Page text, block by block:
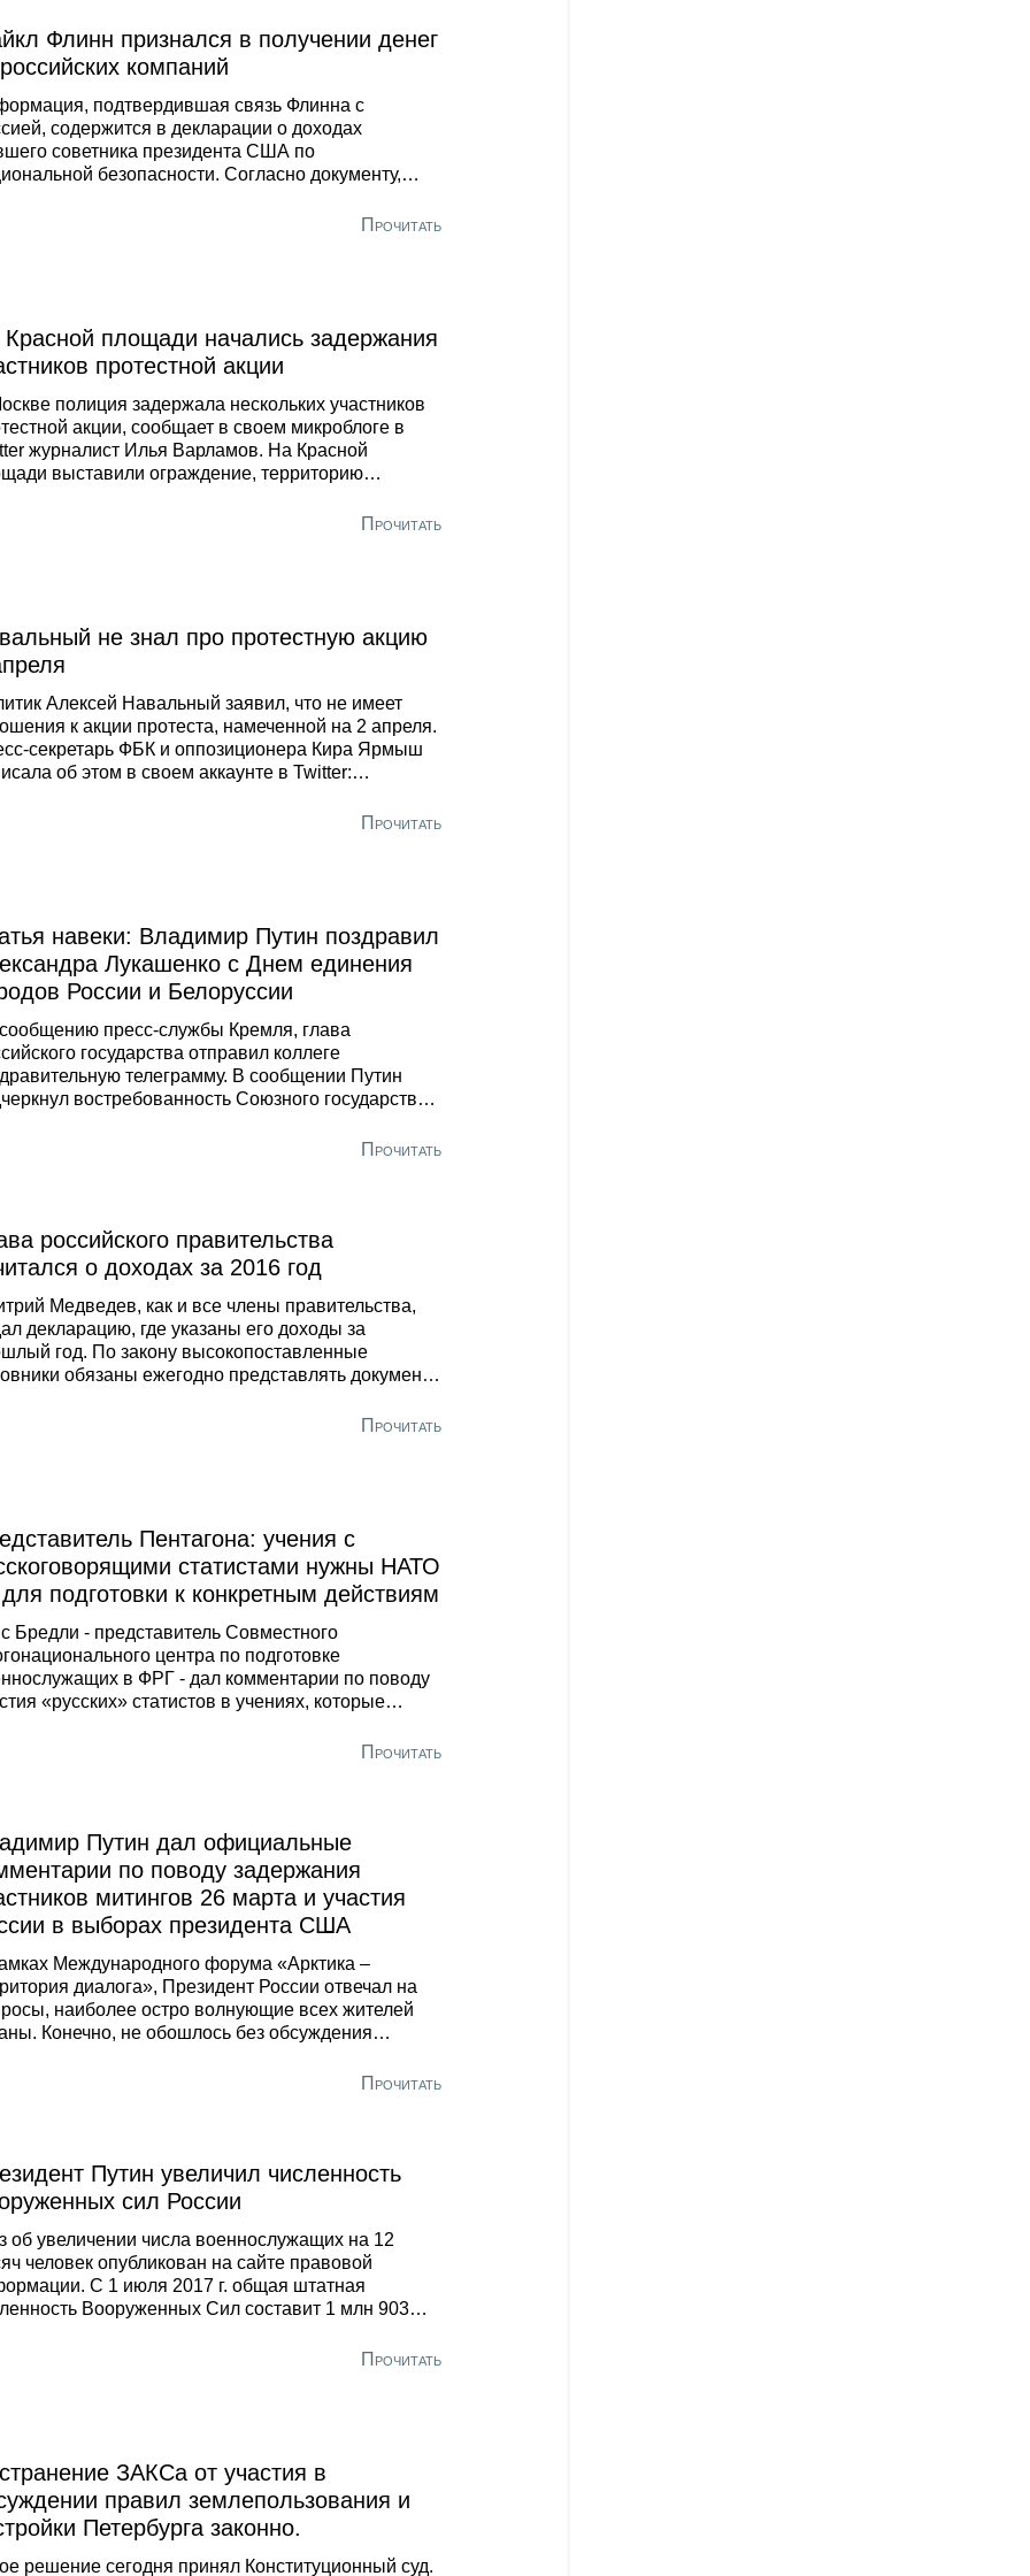
Флинн признался в получении денег
компаний
подтвердившая связь Флинна с
содержится в декларации о доходах
советника президента США по
безопасности. Согласно документу,
в конференциях, значатся телеканал RT,
с 2014 года благодаря взаимодействию с
группами, составила 1,3 млн
Прочитать
площади начались задержания
протестной акции
полиция задержала нескольких участников
акции, сообщает в своем микроблоге в
журналист Илья Варламов. На Красной
выставили ограждение, территорию
ОМОНа, отмечает Варламов. МанежнуюПрочитать
не знал про протестную акцию
Алексей Навальный заявил, что не имеет
к акции протеста, намеченной на 2 апреля.
секретарь ФБК и оппозиционера Кира Ярмыш
об этом в своем аккаунте в Twitter:
по 2 апреля, опубликованной в СМИ. Это
Прочитать
навеки: Владимир Путин поздравил
Лукашенко с Днем единения
России и Белоруссии
пресс-службы Кремля, глава
государства отправил коллеге
телеграмму. В сообщении Путин
востребованность Союзного государства
период.
Прочитать
российского правительства
о доходах за 2016 год
Медведев, как и все члены правительства,
декларацию, где указаны его доходы за
год. По закону высокопоставленные
обязаны ежегодно представлять документ,
но и прибыль членов их семей. Сделать это
9-ти миллионов рублей.
Прочитать
Пентагона: учения с
статистами нужны НАТО
подготовки к конкретным действиям
Бредли - представитель Совместного
центра по подготовке
в ФРГ - дал комментарии по поводу
«русских» статистов в учениях, которые
что ведется набор актеров, которые
языка.
Прочитать
Путин дал официальные
по поводу задержания
митингов 26 марта и участия
в выборах президента США
Международного форума «Арктика –
диалога», Президент России отвечал на
наиболее остро волнующие всех жителей
Конечно, не обошлось без обсуждения
единым названием «Он нам не Димон». Владимир
перед внутрироссийскими выборными
Прочитать
Путин увеличил численность
сил России
об увеличении числа военнослужащих на 12
человек опубликован на сайте правовой
С 1 июля 2017 г. общая штатная
Вооруженных Сил составит 1 млн 903
1 млн 885 тысяч 371 человек. Председатель
Прочитать
ЗАКСа от участия в
правил землепользования и
Петербурга законно.
решение сегодня принял Конституционный суд.